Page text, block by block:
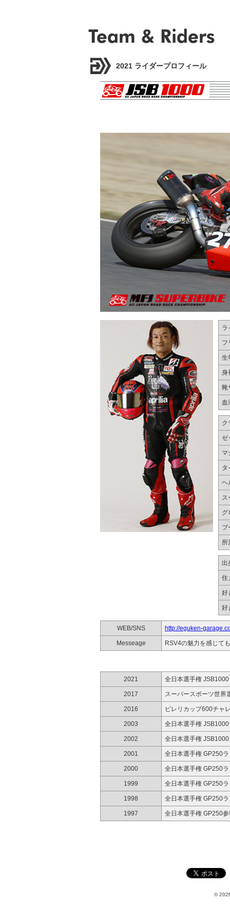
2021 ライダープロフィール
ラ
フ
生
身
靴
血
ク
ゼ
マ
タ
ヘ
ス
グ
ブ
所
出
住
好
好
WEB/SNS http://eguken-
Messeage RSV4の魅力を感じて
2021 全日本選手権
2017 スーパースポーツ世界
2016 ピレリカップ600チャ
2003 全日本選手権
2002 全日本選手権
2001 全日本選手権 GP250
2000 全日本選手権 GP250
1999 全日本選手権 GP250
1998 全日本選手権 GP250
1997 全日本選手権 GP250
©